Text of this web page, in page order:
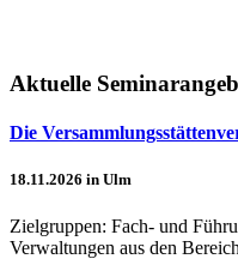
Aktuelle
Die
18.11.2026 in Ulm
Zielgruppen: Fach- und
Verwaltungen aus den